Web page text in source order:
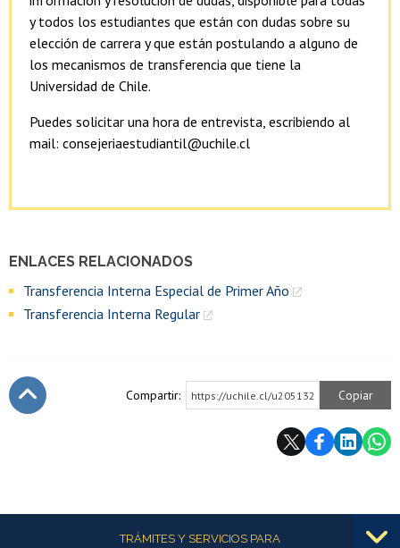
ENLACES RELACIONADOS
Transferencia Interna Especial de Primer Año
Transferencia Interna Regular
y todos los estudiantes que están con dudas sobre su
elección de carrera y que están postulando a alguno de
los mecanismos de transferencia que tiene la
Universidad de Chile.
Puedes solicitar una hora de entrevista, escribiendo al
mail: consejeriaestudiantil@uchile.cl
Compartir: https://uchile.cl/u205132 Copiar
Más informaciónTRÁMITES Y SERVICIOS PARA